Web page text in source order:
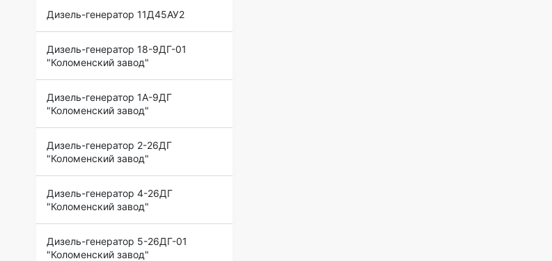
Дизель-генератор 11Д45АУ2
Дизель-генератор 18-9ДГ-01
"Коломенский завод"
Дизель-генератор 1А-9ДГ
"Коломенский завод"
Дизель-генератор 2-26ДГ
"Коломенский завод"
Дизель-генератор 4-26ДГ
"Коломенский завод"
Дизель-генератор 5-26ДГ-01
"Коломенский завод"